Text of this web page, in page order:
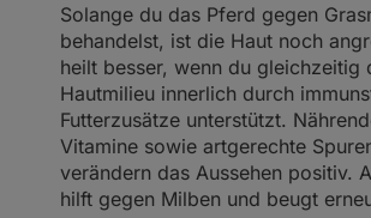
Solange du das Pferd gegen
behandelst, ist die Haut noch
heilt besser, wenn du gleichzeitig
Hautmilieu innerlich durch
Futterzusätze unterstützt.
Vitamine sowie artgerechte
verändern das Aussehen positiv.
hilft gegen Milben und beugt